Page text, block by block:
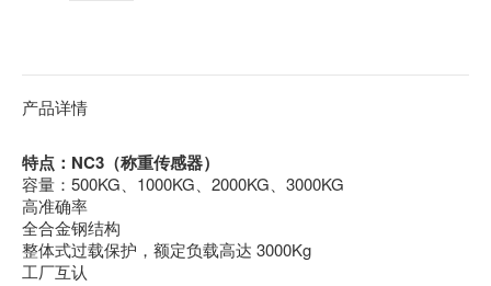
产品详情
特点：NC3（称重传感器）
容量：500KG、1000KG、2000KG、3000KG
高准确率
全合金钢结构
整体式过载保护，额定负载高达 3000Kg
工厂互认